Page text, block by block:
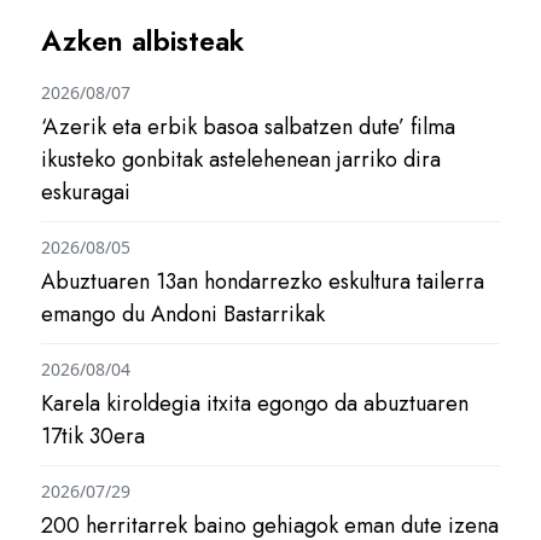
Azken albisteak
‘Azerik eta erbik basoa salbatzen dute’ filma
ikusteko gonbitak astelehenean jarriko dira
eskuragai
2026/08/07
Abuztuaren 13an hondarrezko eskultura tailerra
emango du Andoni Bastarrikak
2026/08/05
Karela kiroldegia itxita egongo da abuztuaren
17tik 30era
2026/08/04
200 herritarrek baino gehiagok eman dute izena
2026/07/29